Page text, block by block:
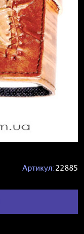
Артикул:22885